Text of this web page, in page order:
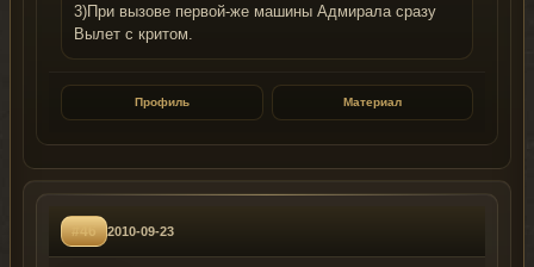
3)При вызове первой-же машины Адмирала сразу
Вылет с критом.
Профиль Материал
#46 2010-09-23